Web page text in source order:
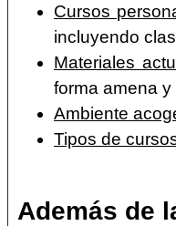
Cursos
incluyendo
Materiales
forma amena y
Ambiente
Tipos de
Además de